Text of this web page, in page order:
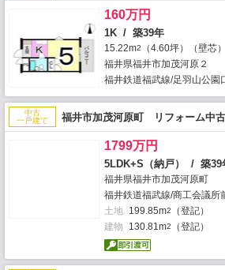
160万円
1K / 築39年
15.22m2
（4.60坪）（壁芯）
福井県福井市加茂河原２
福井鉄道福武線/足羽山公園
中古
一戸建て
福井市加茂河原町 リフォーム中
1799万円
5LDK+S（納戸） / 築39
福井県福井市加茂河原町
福井鉄道福武線/商工会議所
土地 199.85m2
（登記）
建物
130.81m2 （登記）